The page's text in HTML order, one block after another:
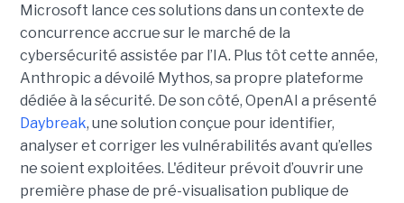
Microsoft lance ces solutions dans un contexte de
concurrence accrue sur le marché de la
cybersécurité assistée par l’IA. Plus tôt cette année,
Anthropic a dévoilé Mythos, sa propre plateforme
dédiée à la sécurité. De son côté, OpenAI a présenté
Daybreak, une solution conçue pour identifier,
analyser et corriger les vulnérabilités avant qu’elles
ne soient exploitées. L'éditeur prévoit d’ouvrir une
première phase de pré-visualisation publique de